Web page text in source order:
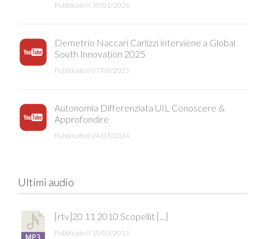
Pubblicato il 30/01/2026
Demetrio Naccari Carlizzi interviene a Global
South Innovation 2025
Pubblicato il 07/08/2025
Autonomia Differenziata UIL Conoscere &
Approfondire
Pubblicato il 24/07/2024
Ultimi audio
[rtv]20 11 2010 Scopellit [...]
Pubblicato il 10/03/2011